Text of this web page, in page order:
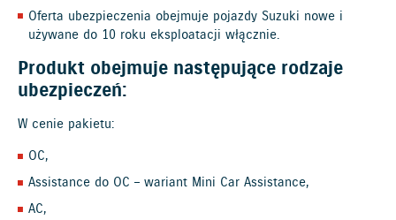
Oferta ubezpieczenia obejmuje pojazdy Suzuki nowe i
używane do 10 roku eksploatacji włącznie.
Produkt obejmuje następujące rodzaje
ubezpieczeń:
W cenie pakietu:
OC,
Assistance do OC – wariant Mini Car Assistance,
AC,